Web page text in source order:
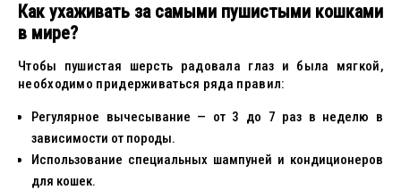
Как ухаживать за самыми пушистыми кошками
в мире?
Чтобы пушистая шерсть радовала глаз и была мягкой,
необходимо придерживаться ряда правил:
Регулярное вычесывание — от 3 до 7 раз в неделю в
зависимости от породы.
Использование специальных шампуней и кондиционеров
для кошек.